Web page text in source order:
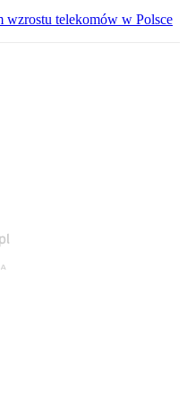
wzrostu telekomów w Polsce